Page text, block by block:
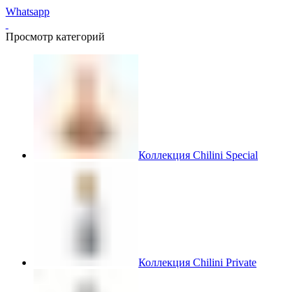
Whatsapp
Просмотр категорий
Коллекция Chilini Special
Коллекция Chilini Private